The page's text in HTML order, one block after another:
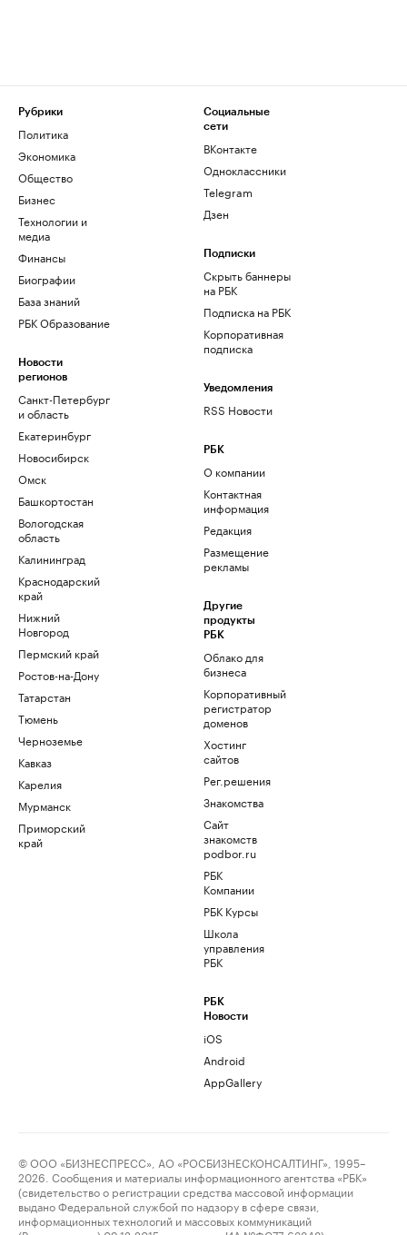
Рубрики
Политика
Экономика
Общество
Бизнес
Технологии и
медиа
Финансы
Биографии
База знаний
РБК Образование
Новости
регионов
Санкт-Петербург
и область
Екатеринбург
Новосибирск
Омск
Башкортостан
Вологодская
область
Калининград
Краснодарский
край
Нижний
Новгород
Пермский край
Ростов-на-Дону
Татарстан
Тюмень
Черноземье
Кавказ
Карелия
Мурманск
Приморский
край
Социальные
сети
ВКонтакте
Одноклассники
Telegram
Дзен
Подписки
Скрыть баннеры
на РБК
Подписка на РБК
Корпоративная
подписка
Уведомления
RSS Новости
РБК
О компании
Контактная
информация
Редакция
Размещение
рекламы
Другие
продукты
РБК
Облако для
бизнеса
Корпоративный
регистратор
доменов
Хостинг
сайтов
Рег.решения
Знакомства
Сайт
знакомств
podbor.ru
РБК
Компании
РБК Курсы
Школа
управления
РБК
РБК
Новости
iOS
Android
AppGallery
© ООО «БИЗНЕСПРЕСС», АО «РОСБИЗНЕСКОНСАЛТИНГ», 1995–
2026. Сообщения и материалы информационного агентства «РБК»
(свидетельство о регистрации средства массовой информации
выдано Федеральной службой по надзору в сфере связи,
информационных технологий и массовых коммуникаций